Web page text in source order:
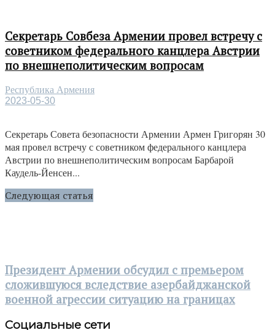
Секретарь Совбеза Армении провел встречу с
советником федерального канцлера Австрии
по внешнеполитическим вопросам
Республика Армения
2023-05-30
Секретарь Совета безопасности Армении Армен Григорян 30
мая провел встречу с советником федерального канцлера
Австрии по внешнеполитическим вопросам Барбарой
Каудель-Йенсен...
Следующая статья
Президент Армении обсудил с премьером
сложившуюся вследствие азербайджанской
военной агрессии ситуацию на границах
Социальные сети